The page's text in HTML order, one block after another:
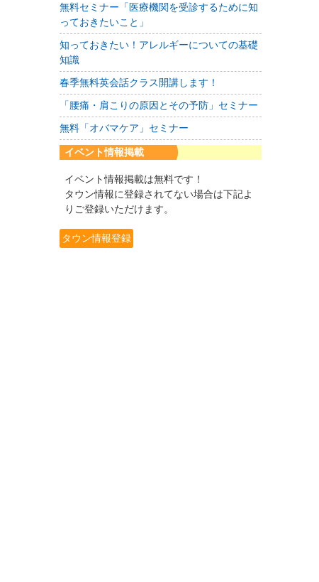
無料セミナー「医療機関を受診するために知
っておきたいこと」
知っておきたい！アレルギーについての基礎
知識
春季無料英会話クラス開講します！
「腰痛・肩こりの原因とその予防」セミナー
無料「オバマケア」セミナー
イベント情報掲載
イベント情報掲載は無料です！
タウン情報に登録されてない場合は下記よ
りご登録いただけます。
タウン情報登録